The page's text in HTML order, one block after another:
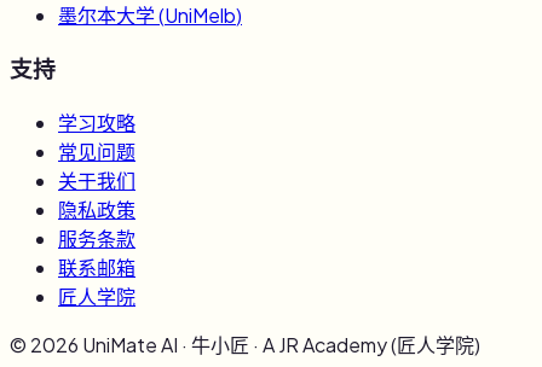
墨尔本大学(UniMelb)
支持
学习攻略
常见问题
关于我们
隐私政策
服务条款
联系邮箱
匠人学院
© 2026 UniMate AI · 牛小匠 · A JR Academy (匠人学院)